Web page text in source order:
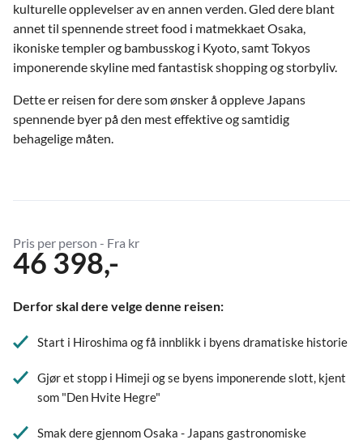
kulturelle opplevelser av en annen verden. Gled dere blant
annet til spennende street food i matmekkaet Osaka,
ikoniske templer og bambusskog i Kyoto, samt Tokyos
imponerende skyline med fantastisk shopping og storbyliv.
Dette er reisen for dere som ønsker å oppleve Japans
spennende byer på den mest effektive og samtidig
behagelige måten.
Pris per person - Fra kr
46 398,-
Derfor skal dere velge denne reisen:
Start i Hiroshima og få innblikk i byens dramatiske historie
Gjør et stopp i Himeji og se byens imponerende slott, kjent
som "Den Hvite Hegre"
Smak dere gjennom Osaka - Japans gastronomiske